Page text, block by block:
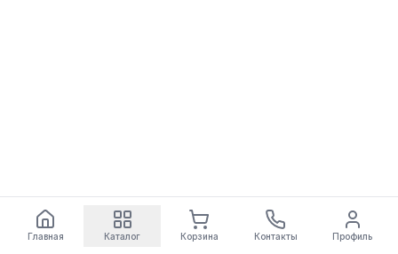
Главная Каталог Корзина Контакты Профиль